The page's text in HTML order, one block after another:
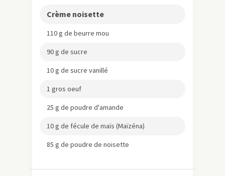
Crème noisette
110 g de beurre mou
90 g de sucre
10 g de sucre vanillé
1 gros oeuf
25 g de poudre d'amande
10 g de fécule de maïs (Maïzéna)
85 g de poudre de noisette